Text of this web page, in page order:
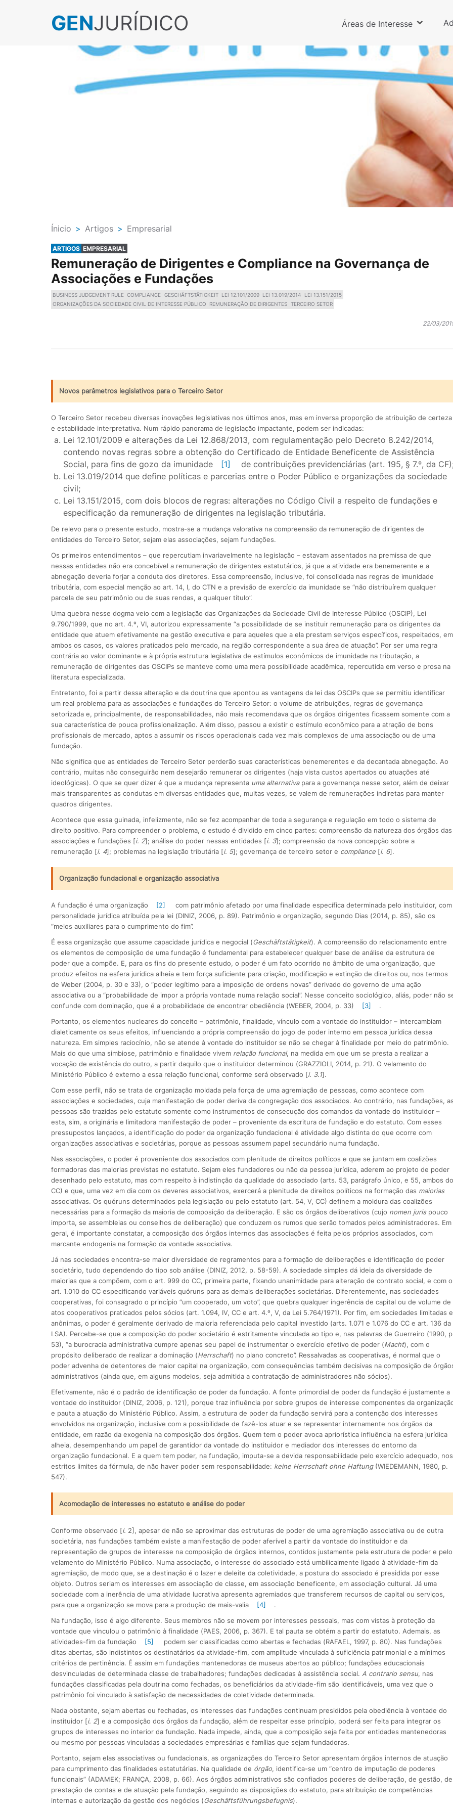
GENJURÍDICO Áreas de Interesse
Ínicio > Artigos > Empresarial
ARTIGOS EMPRESARIAL
Remuneração de Dirigentes e Compliance na Governança de
Associações e Fundações
BUSINESS JUDGEMENT RULE COMPLIANCE GESCHÄFTSTÄTIGKEIT LEI 12.101/2009 LEI 13.019/2014
LEI 13.151/2015
ORGANIZAÇÕES DA SOCIEDADE CIVIL DE INTERESSE PÚBLICO
REMUNERAÇÃO DE DIRIGENTES TERCEIRO SETOR
22/03/
Novos parâmetros legislativos para o Terceiro Setor
O Terceiro Setor recebeu diversas inovações legislativas nos últimos anos, mas em inversa proporção de atribuição de certeza
e estabilidade interpretativa. Num rápido panorama de legislação impactante, podem ser indicadas:
Lei 12.101/2009 e alterações da Lei 12.868/2013, com regulamentação pelo Decreto 8.242/2014,
contendo novas regras sobre a obtenção do Certificado de Entidade Beneficente de Assistência
Social, para fins de gozo da imunidade
[1]
de contribuições previdenciárias (art. 195, § 7.º, da
Lei 13.019/2014 que define políticas e parcerias entre o Poder Público e organizações da sociedade
civil;
Lei 13.151/2015, com dois blocos de regras: alterações no Código Civil a respeito de fundações e
especificação da remuneração de dirigentes na legislação tributária.
De relevo para o presente estudo, mostra-se a mudança valorativa na compreensão da remuneração de dirigentes de
entidades do Terceiro Setor, sejam elas associações, sejam fundações.
Os primeiros entendimentos – que repercutiam invariavelmente na legislação – estavam assentados na premissa de que
nessas entidades não era concebível a remuneração de dirigentes estatutários, já que a atividade era benemerente e a
abnegação deveria forjar a conduta dos diretores. Essa compreensão, inclusive, foi consolidada nas regras de imunidade
tributária, com especial menção ao art. 14, I, do CTN e a previsão de exercício da imunidade se “não distribuírem qualquer
parcela de seu patrimônio ou de suas rendas, a qualquer título”.
Uma quebra nesse dogma veio com a legislação das Organizações da Sociedade Civil de Interesse Público (OSCIP), Lei
9.790/1999, que no art. 4.º, VI, autorizou expressamente “a possibilidade de se instituir remuneração para os dirigentes da
entidade que atuem efetivamente na gestão executiva e para aqueles que a ela prestam serviços específicos, respeitados, em
ambos os casos, os valores praticados pelo mercado, na região correspondente a sua área de atuação”. Por ser uma regra
contrária ao valor dominante e à própria estrutura legislativa de estímulos econômicos de imunidade na tributação, a
remuneração de dirigentes das OSCIPs se manteve como uma mera possibilidade acadêmica, repercutida em verso e prosa na
literatura especializada.
Entretanto, foi a partir dessa alteração e da doutrina que apontou as vantagens da lei das OSCIPs que se permitiu identificar
um real problema para as associações e fundações do Terceiro Setor: o volume de atribuições, regras de governança
setorizada e, principalmente, de responsabilidades, não mais recomendava que os órgãos dirigentes ficassem somente com a
sua característica de pouca profissionalização. Além disso, passou a existir o estímulo econômico para a atração de bons
profissionais de mercado, aptos a assumir os riscos operacionais cada vez mais complexos de uma associação ou de uma
fundação.
Não significa que as entidades de Terceiro Setor perderão suas características benemerentes e da decantada abnegação. Ao
contrário, muitas não conseguirão nem desejarão remunerar os dirigentes (haja vista custos apertados ou atuações até
ideológicas). O que se quer dizer é que a mudança representa uma alternativapara a governança nesse setor, além de deixar
mais transparentes as condutas em diversas entidades que, muitas vezes, se valem de remunerações indiretas para manter
quadros dirigentes.
Acontece que essa guinada, infelizmente, não se fez acompanhar de toda a segurança e regulação em todo o sistema de
direito positivo. Para compreender o problema, o estudo é dividido em cinco partes: compreensão da natureza dos órgãos das
associações e fundações [i. 2]; análise do poder nessas entidades [i. 3]; compreensão da nova concepção sobre a
remuneração [i. 4]; problemas na legislação tributária [i. 5]; governança de terceiro setor e compliance[i. 6].
Organização fundacional e organização associativa
A fundação é uma organização [2]
com patrimônio afetado por uma finalidade específica determinada pelo instituidor, com
personalidade jurídica atribuída pela lei (DINIZ, 2006, p. 89). Patrimônio e organização, segundo Dias (2014, p. 85), são os
“meios auxiliares para o cumprimento do fim”.
É essa organização que assume capacidade jurídica e negocial (Geschäftstätigkeit). A compreensão do relacionamento entre
os elementos de composição de uma fundação é fundamental para estabelecer qualquer base de análise da estrutura de
poder que a compõe. E, para os fins do presente estudo, o poder é um fato ocorrido no âmbito de uma organização, que
produz efeitos na esfera jurídica alheia e tem força suficiente para criação, modificação e extinção de direitos ou, nos termos
de Weber (2004, p. 30 e 33), o “poder legítimo para a imposição de ordens novas” derivado do governo de uma ação
associativa ou a “probabilidade de impor a própria vontade numa relação social”. Nesse conceito sociológico, aliás, poder não
confunde com dominação, que é a probabilidade de encontrar obediência (WEBER, 2004, p. 33)
[3]
.
Portanto, os elementos nucleares do conceito – patrimônio, finalidade, vínculo com a vontade do instituidor – intercambiam
dialeticamente os seus efeitos, influenciando a própria compreensão do jogo de poder interno em pessoa jurídica dessa
natureza. Em simples raciocínio, não se atende à vontade do instituidor se não se chegar à finalidade por meio do patrimônio.
Mais do que uma simbiose, patrimônio e finalidade vivem relação funcional, na medida em que um se presta a realizar a
vocação de existência do outro, a partir daquilo que o instituidor determinou (GRAZZIOLI, 2014, p. 21). O velamento do
Ministério Público é externo a essa relação funcional, conforme será observado [i. 3.1].
Com esse perfil, não se trata de organização moldada pela força de uma agremiação de pessoas, como acontece com
associações e sociedades, cuja manifestação de poder deriva da congregação dos associados. Ao contrário, nas fundações,
pessoas são trazidas pelo estatuto somente como instrumentos de consecução dos comandos da vontade do instituidor –
esta, sim, a originária e limitadora manifestação de poder – proveniente da escritura de fundação e do estatuto. Com esses
pressupostos lançados, a identificação do poder da organização fundacional é atividade algo distinta do que ocorre com
organizações associativas e societárias, porque as pessoas assumem papel secundário numa fundação.
Nas associações, o poder é proveniente dos associados com plenitude de direitos políticos e que se juntam em coalizões
formadoras das maiorias previstas no estatuto. Sejam eles fundadores ou não da pessoa jurídica, aderem ao projeto de poder
desenhado pelo estatuto, mas com respeito à indistinção da qualidade do associado (arts. 53, parágrafo único, e 55, ambos do
CC) e que, uma vez em dia com os deveres associativos, exercerá a plenitude de direitos políticos na formação das maiorias
associativas. Os quóruns determinados pela legislação ou pelo estatuto (art. 54, V, CC) definem a moldura das coalizões
necessárias para a formação da maioria de composição da deliberação. E são os órgãos deliberativos (cujo nomen jurispouco
importa, se assembleias ou conselhos de deliberação) que conduzem os rumos que serão tomados pelos administradores. Em
geral, é importante constatar, a composição dos órgãos internos das associações é feita pelos próprios associados, com
marcante endogenia na formação da vontade associativa.
Já nas sociedades encontra-se maior diversidade de regramentos para a formação de deliberações e identificação do poder
societário, tudo dependendo do tipo sob análise (DINIZ, 2012, p. 58-59). A sociedade simples dá ideia da diversidade de
maiorias que a compõem, com o art. 999 do CC, primeira parte, fixando unanimidade para alteração de contrato social, e com o
art. 1.010 do CC especificando variáveis quóruns para as demais deliberações societárias. Diferentemente, nas sociedades
cooperativas, foi consagrado o princípio “um cooperado, um voto”, que quebra qualquer ingerência de capital ou de volume de
atos cooperativos praticados pelos sócios (art. 1.094, IV, CC e art. 4.º, V, da Lei 5.764/1971). Por fim, em sociedades limitadas e
anônimas, o poder é geralmente derivado de maioria referenciada pelo capital investido (arts. 1.071 e 1.076 do CC e art. 136 da
LSA). Percebe-se que a composição do poder societário é estritamente vinculada ao tipo e, nas palavras de Guerreiro (1990,
53), “a burocracia administrativa cumpre apenas seu papel de instrumentar o exercício efetivo de poder (Macht), com o
propósito deliberado de realizar a dominação (Herrschaft) no plano concreto”. Ressalvadas as cooperativas, é normal que o
poder advenha de detentores de maior capital na organização, com consequências também decisivas na composição de
administrativos (ainda que, em alguns modelos, seja admitida a contratação de administradores não sócios).
Efetivamente, não é o padrão de identificação de poder da fundação. A fonte primordial de poder da fundação é justamente a
vontade do instituidor (DINIZ, 2006, p. 121), porque traz influência por sobre grupos de interesse componentes da
e pauta a atuação do Ministério Público. Assim, a estrutura de poder da fundação servirá para a contenção dos interesses
envolvidos na organização, inclusive com a possibilidade de fazê-los atuar e se representar internamente nos órgãos da
entidade, em razão da exogenia na composição dos órgãos. Quem tem o poder avoca apriorística influência na esfera jurídica
alheia, desempenhando um papel de garantidor da vontade do instituidor e mediador dos interesses do entorno da
organização fundacional. E a quem tem poder, na fundação, imputa-se a devida responsabilidade pelo exercício adequado, nos
estritos limites da fórmula, de não haver poder sem responsabilidade: keine Herrschaft ohne Haftung(WIEDEMANN, 1980, p.
547).
Acomodação de interesses no estatuto e análise do poder
Conforme observado [i. 2], apesar de não se aproximar das estruturas de poder de uma agremiação associativa ou de outra
societária, nas fundações também existe a manifestação de poder aferível a partir da vontade do instituidor e da
representação de grupos de interesse na composição de órgãos internos, contidos justamente pela estrutura de poder e pelo
velamento do Ministério Público. Numa associação, o interesse do associado está umbilicalmente ligado à atividade-fim da
agremiação, de modo que, se a destinação é o lazer e deleite da coletividade, a postura do associado é presidida por esse
objeto. Outros seriam os interesses em associação de classe, em associação beneficente, em associação cultural. Já uma
sociedade com a inerência de uma atividade lucrativa apresenta agremiados que transferem recursos de capital ou serviços,
para que a organização se mova para a produção de mais-valia
[4]
.
Na fundação, isso é algo diferente. Seus membros não se movem por interesses pessoais, mas com vistas à proteção da
vontade que vinculou o patrimônio à finalidade (PAES, 2006, p. 367). E tal pauta se obtém a partir do estatuto. Ademais, as
atividades-fim da fundação
[5]
podem ser classificadas como abertas e fechadas (RAFAEL, 1997, p. 80). Nas fundações
ditas abertas, são indistintos os destinatários da atividade-fim, com amplitude vinculada à suficiência patrimonial e a mínimos
critérios de pertinência. É assim em fundações mantenedoras de museus abertos ao público; fundações educacionais
desvinculadas de determinada classe de trabalhadores; fundações dedicadas à assistência social. A contrario sensu, nas
fundações classificadas pela doutrina como fechadas, os beneficiários da atividade-fim são identificáveis, uma vez que o
patrimônio foi vinculado à satisfação de necessidades de coletividade determinada.
Nada obstante, sejam abertas ou fechadas, os interesses das fundações continuam presididos pela obediência à vontade do
instituidor [i. 2] e a composição dos órgãos da fundação, além de respeitar esse princípio, poderá ser feita para integrar os
grupos de interesses no interior da fundação. Nada impede, ainda, que a composição seja feita por entidades mantenedoras
ou mesmo por pessoas vinculadas a sociedades empresárias e famílias que sejam fundadoras.
Portanto, sejam elas associativas ou fundacionais, as organizações do Terceiro Setor apresentam órgãos internos de atuação
para cumprimento das finalidades estatutárias. Na qualidade de órgão, identifica-se um “centro de imputação de poderes
funcionais” (ADAMEK; FRANÇA, 2008, p. 66). Aos órgãos administrativos são confiados poderes de deliberação, de gestão, de
prestação de contas e de atuação pela fundação, seguindo as disposições do estatuto, para atribuição de competências
internas e autorização da gestão dos negócios (Geschäftsführungsbefugnis).